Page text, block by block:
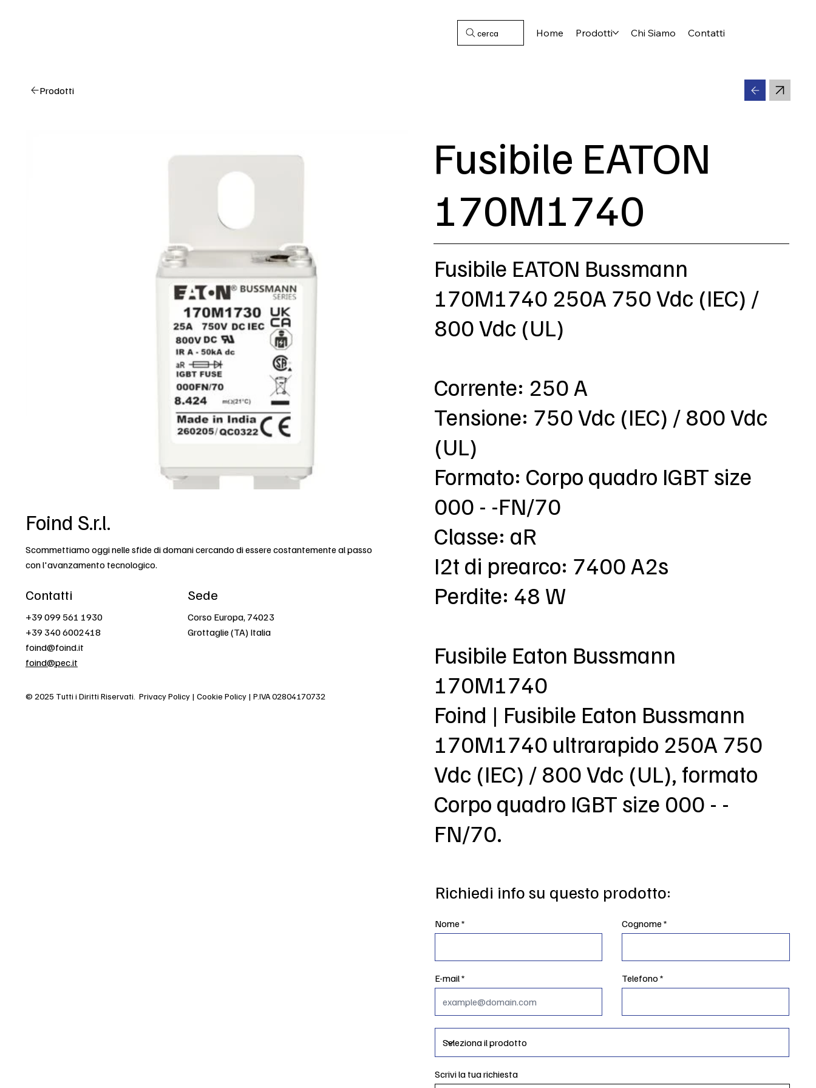
cerca Home Prodotti Chi Siamo Contatti
Prodotti
Foind S.r.l.
Scommettiamo oggi nelle sfide di domani cercando di essere costantemente al passo
con l'avanzamento tecnologico.
Contatti
+39 099 561 1930
+39 340 6002418
foind@foind.it
foind@pec.it
Sede
Corso Europa, 74023
Grottaglie (TA) Italia
© 2025 Tutti i Diritti Riservati. Privacy Policy | Cookie Policy | P.IVA 02804170732
Fusibile EATON
170M1740
Fusibile EATON Bussmann
170M1740 250A 750 Vdc (IEC) /
800 Vdc (UL)
Corrente: 250 A
Tensione: 750 Vdc (IEC) / 800 Vdc
(UL)
Formato: Corpo quadro IGBT size
000 - -FN/70
Classe: aR
I2t di prearco: 7400 A2s
Perdite: 48 W
Fusibile Eaton Bussmann
170M1740
Foind | Fusibile Eaton Bussmann
170M1740 ultrarapido 250A 750
Vdc (IEC) / 800 Vdc (UL), formato
Corpo quadro IGBT size 000 - -
FN/70.
Richiedi info su questo prodotto:
Nome Cognome
E-mail Telefono
Scrivi la tua richiesta